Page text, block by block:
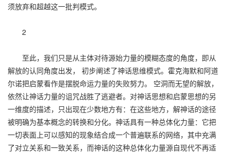
须放弃和超越这一批判模式。
2
至此，我们只是从主体对待源始力量的模糊态度的角度，即从
解放的认同角度出发， 初步阐述了神话思维模式。霍克海默和阿道
尔诺把启蒙看作是摆脱命运力量的失败努力。 空洞而无望的解放，
依然让神话力量的诅咒战胜了逃避者。对神话思想和启蒙思想的另
一维度的描述，只出现在少数地方有：在这些地方，解神话的途径
被明确为基本概念的转换和分化。神话具有一种总体化力量：它把
一切表面上可以感知的现象结合成一个普遍联系的网络，其中充满
了对立关系和一致关系，而神话的这种总体化力量源自现代不再适